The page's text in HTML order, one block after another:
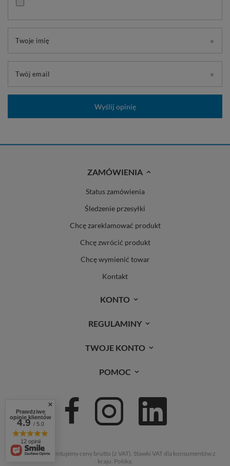
Twoje imię
Twój email
Wyślij opinię
ZAMÓWIENIA
Status zamówienia
Śledzenie przesyłki
Chcę zareklamować produkt
Chcę zwrócić produkt
Chcę wymienić towar
Kontakt
KONTO
REGULAMINY
TWOJE KONTO
POMOC
W sklepie prezentujemy ceny brutto (z VAT). Stawki VAT dla konsumentów z
kraju: Polska.
Prawdziwe
opinie klientów
4.9/ 5.0
12 opinii